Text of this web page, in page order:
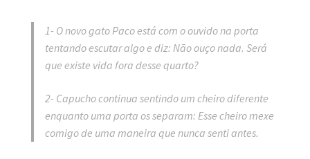
1- O novo gato Paco está com o ouvido na porta
tentando escutar algo e diz: Não ouço nada. Será
que existe vida fora desse quarto?
2- Capucho continua sentindo um cheiro diferente
enquanto uma porta os separam: Esse cheiro mexe
comigo de uma maneira que nunca senti antes.